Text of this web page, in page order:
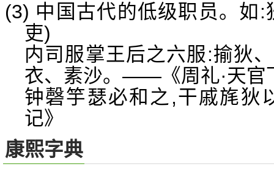
(3) 中国古代的低级职员。如
吏)
内司服掌王后之六服:揄狄
衣、素沙。——《周礼·天官
钟磬竽瑟必和之,干戚旄
记》
康熙字典